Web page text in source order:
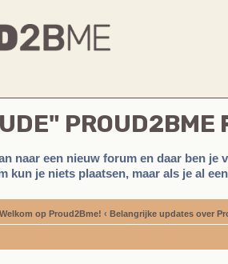
PROUD2BME
naar een nieuw forum en daar ben je
kun je niets plaatsen, maar als je al
Welkom op Proud2Bme! ‹ Belangrijke updates over